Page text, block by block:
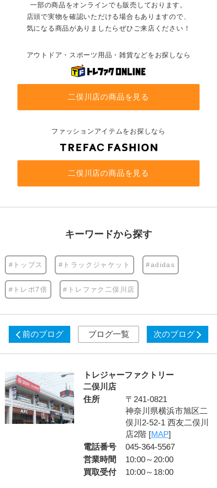
一部の商品をオンラインでも販売しております。
店頭で実物を確認いただける場合もありますので、
気になる商品がありましたらぜひご来店ください！
アウトドア・スポーツ用品・雑貨などをお探しなら
二俣川店の商品を見る
ファッションアイテムをお探しなら
二俣川店の商品を見る
キーワードから探す
#トップス #トラックジャケット #adidas
#トレポ7倍 #トレファク二俣川店
前のブログ ブログ一覧 次のブログ
トレジャーファクトリー
二俣川店
住所
〒241-0821
神奈川県横浜市旭区二
俣川2‐52‐1 西友二俣川
店2階 [MAP]
電話番号
045-364-5567
営業時間
10:00～20:00
買取受付
10:00～18:00